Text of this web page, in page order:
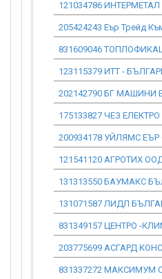
121034786
205424243 Еър Трейд
831609046
123115379 ИТТ -
202142790 БГ МАШИНИ
175133827 ЧЕЗ
200934178 УЙЛЯМС
121541120 АГРОТИХ
131313550 БАУМАКС
131071587 ЛИДЛ
831349157 ЦЕНТРО -
203775699 АСГАРД
831337272 МАКСИМУМ